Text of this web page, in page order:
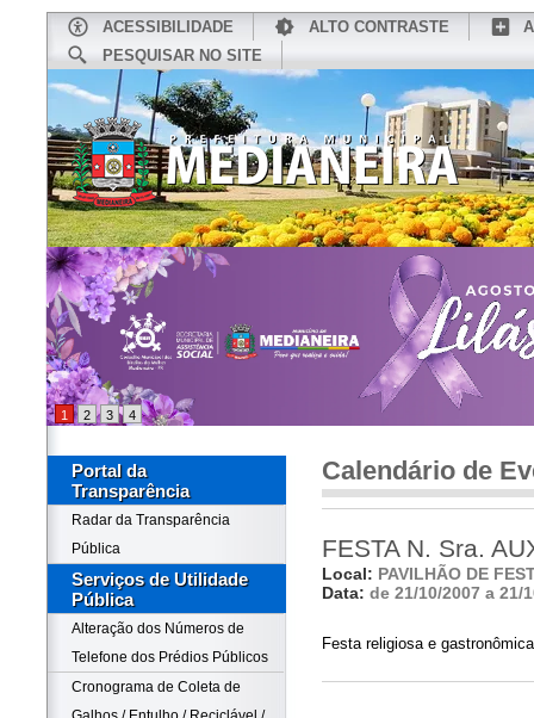
ACESSIBILIDADE ALTO CONTRASTE
PESQUISAR NO SITE
CONHEÇA MEDIANEIRA
1 2 3 4
Portal da
Transparência
Radar da Transparência
Pública
Serviços de Utilidade
Pública
Alteração dos Números de
Telefone dos Prédios Públicos
Cronograma de Coleta de
Calendário de
FESTA N. Sra.
Local: PAVILHÃO DE
Data: de 21/10/2007 a 21/
Festa religiosa e